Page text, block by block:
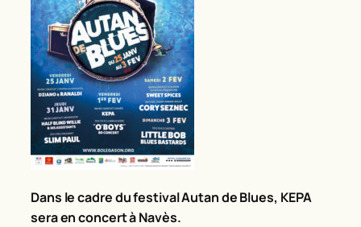
Dans le cadre du festival Autan de Blues, KEPA
sera en concert à Navès.